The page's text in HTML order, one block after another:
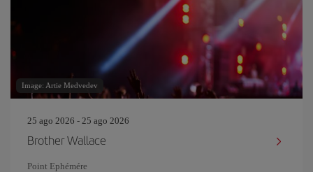
Image: Artie Medvedev
25 ago 2026 - 25 ago 2026
Brother Wallace
Point Ephémére